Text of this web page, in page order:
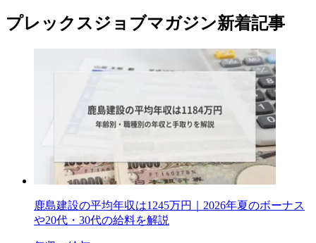
プレックスジョブマガジン新着記事
鹿島建設の平均年収は1245万円｜2026年夏のボーナス
や20代・30代の給料を解説